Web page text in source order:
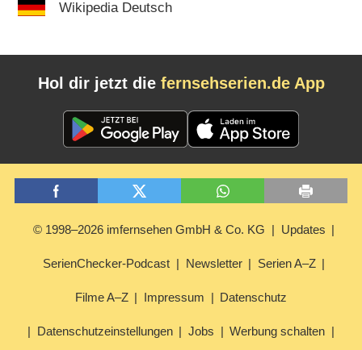
Wikipedia Deutsch
Hol dir jetzt die fernsehserien.de App
© 1998–2026 imfernsehen GmbH & Co. KG Updates
SerienChecker-Podcast Newsletter Serien A–Z
Filme A–Z Impressum Datenschutz
Datenschutzeinstellungen Jobs Werbung schalten